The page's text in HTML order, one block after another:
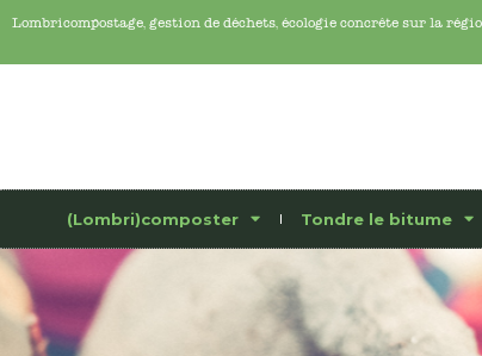
Lombricompostage, gestion de déchets, écologie concrête sur la
(Lombri)composter Tondre le bitume